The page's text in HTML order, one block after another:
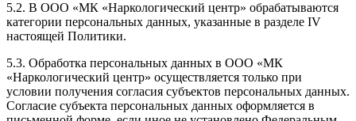
5.2. В ООО «МК «Наркологический центр» обрабатываются
категории персональных данных, указанные в разделе IV
настоящей Политики.
5.3. Обработка персональных данных в ООО «МК
«Наркологический центр» осуществляется только при
условии получения согласия субъектов персональных данных.
Согласие субъекта персональных данных оформляется в